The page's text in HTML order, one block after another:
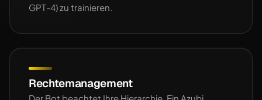
GPT-4) zu trainieren.
Rechtemanagement